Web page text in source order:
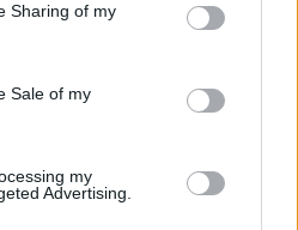
Sharing of my
Sale of my
my
Advertising.